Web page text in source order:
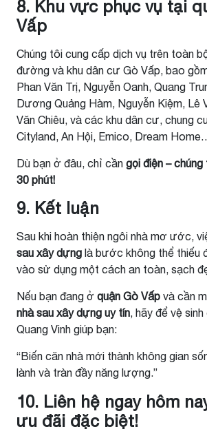
8. Khu vực phục vụ tại
Vấp
Chúng tôi cung cấp dịch vụ trên toàn
đường và khu dân cư Gò Vấp, bao
Phan Văn Trị, Nguyễn Oanh, Quang
Dương Quảng Hàm, Nguyễn Kiệm, Lê
Văn Chiêu, và các khu dân cư, chung
Cityland, An Hội, Emico, Dream
Dù bạn ở đâu, chỉ cần gọi điện –
30 phút!
9. Kết luận
Sau khi hoàn thiện ngôi nhà mơ ước,
sau xây dựng là bước không thể thiếu
vào sử dụng một cách an toàn, sạch
Nếu bạn đang ở quận Gò Vấp và cần
nhà sau xây dựng uy tín, hãy để vệ
Quang Vinh giúp bạn:
“Biến căn nhà mới thành không gian
lành và tràn đầy năng lượng.”
10. Liên hệ ngay hôm
ưu đãi đặc biệt!